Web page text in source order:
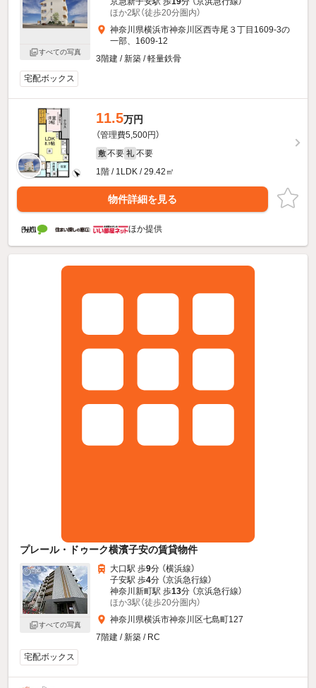
すべての写真
ほか2駅（徒歩20分圏内）
神奈川県横浜市神奈川区西寺尾３丁目1609-3の
一部、1609-12
3階建 / 新築 / 軽量鉄骨
宅配ボックス
11.5万円
（管理費5,500円）
敷 不要 礼 不要
1階 / 1LDK / 29.42㎡
物件詳細を見る
ほか提供
プレール・ドゥーク横濱子安の賃貸物件
すべての写真
大口駅 歩9分 （横浜線）
子安駅 歩4分 （京浜急行線）
神奈川新町駅 歩13分 （京浜急行線）
ほか3駅（徒歩20分圏内）
神奈川県横浜市神奈川区七島町127
7階建 / 新築 / RC
宅配ボックス